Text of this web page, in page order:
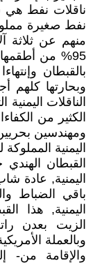
ناقلات نفط هي
نفط صغيرة
منهم عن ثلاثة
95% من
بالقبطان
وبحارتها كلهم
الناقلات
الكثير من
ومهندسين
اليمنية
القبطان
اليمنية, عادة
باقي الضباط
اليمنية, هذا
وبالعملة
والإقامة من-